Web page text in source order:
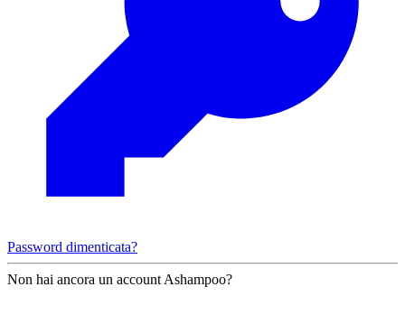
Password dimenticata?
Non hai ancora un account Ashampoo?